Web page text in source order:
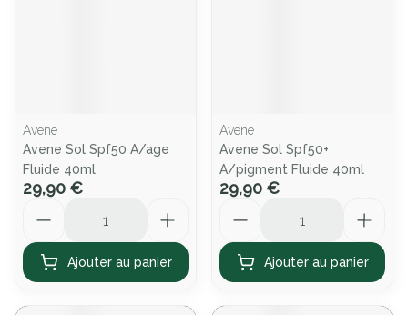
Avene
Avene Sol Spf50 A/age
Fluide 40ml
29,90 €
Ajouter au panier
Avene
Avene Sol Spf50+
A/pigment Fluide 40ml
29,90 €
Ajouter au panier